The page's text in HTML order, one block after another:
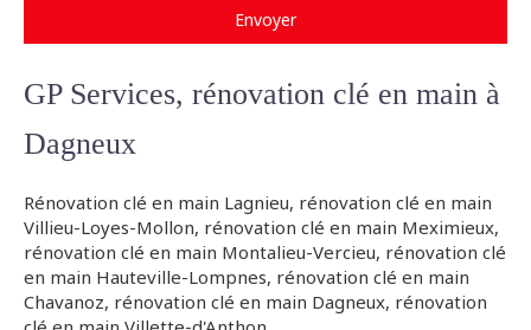
Envoyer
GP Services, rénovation clé en main à
Dagneux
Rénovation clé en main Lagnieu, rénovation clé en main
Villieu-Loyes-Mollon, rénovation clé en main Meximieux,
rénovation clé en main Montalieu-Vercieu, rénovation clé
en main Hauteville-Lompnes, rénovation clé en main
Chavanoz, rénovation clé en main Dagneux, rénovation